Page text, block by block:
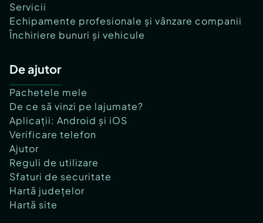
Servicii
Echipamente profesionale și vânzare companii
Închiriere bunuri și vehicule
De ajutor
Pachetele mele
De ce să vinzi pe lajumate?
Aplicații: Android și iOS
Verificare telefon
Ajutor
Reguli de utilizare
Sfaturi de securitate
Hartă județelor
Hartă site